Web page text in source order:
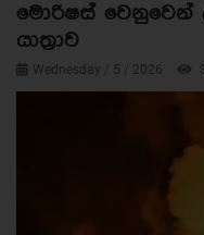
මොරිෂස් වෙනුවෙන්
යාත්‍රාව
Wednesday / 5 / 2026